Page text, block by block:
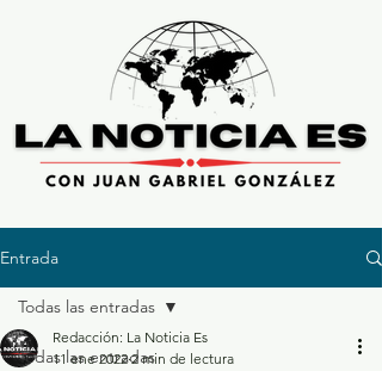
Entrada
Todas las entradas
Todas las entradas
Redacción: La Noticia Es
11 ene 2022 2 min de lectura